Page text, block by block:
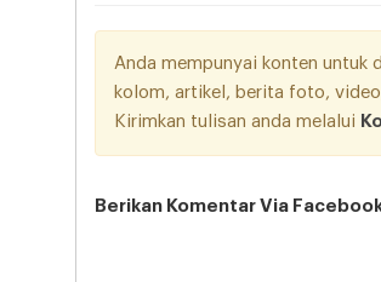
Anda mempunyai konten untuk
kolom, artikel, berita foto,
Kirimkan tulisan anda melalui
Berikan Komentar Via